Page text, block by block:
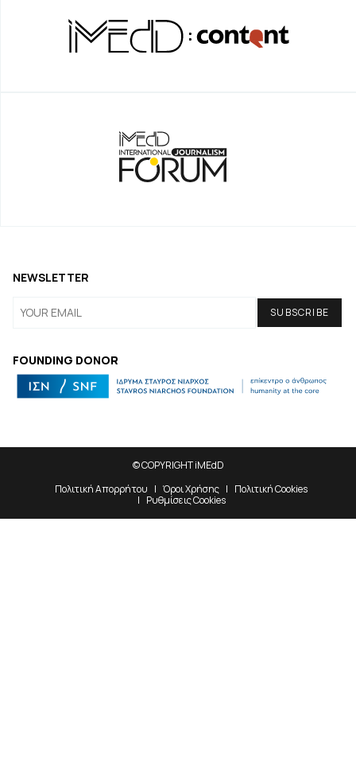
FOUNDING DONOR
NEWSLETTER
© COPYRIGHT iMEdD
Πολιτική Απορρήτου
Όροι Χρήσης
Πολιτική Cookies
Ρυθμίσεις Cookies